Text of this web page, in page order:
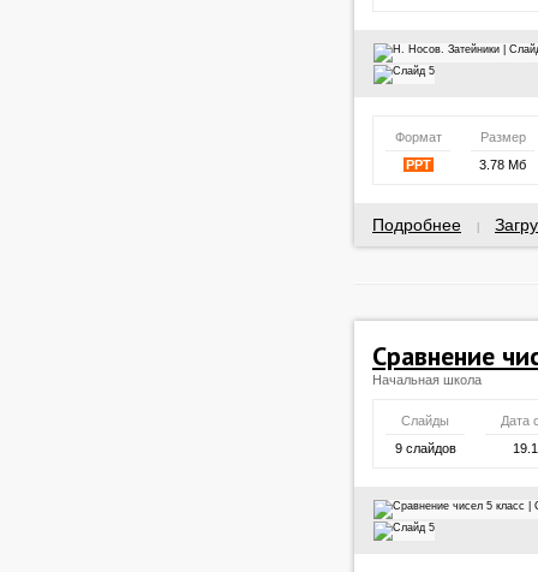
Формат
Размер
PPT
3.78 Мб
Подробнее
Сравнение
Начальная школа
Слайды
Дата
9 слайдов